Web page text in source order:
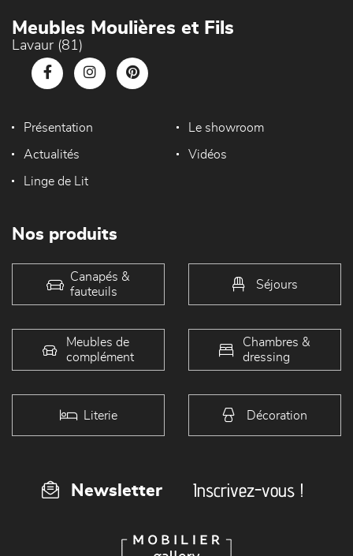
Meubles Moulières et Fils
Lavaur (81)
Présentation Le showroom
Actualités Vidéos
Linge de Lit
Nos produits
Canapés &
fauteuils
Séjours
Meubles de
complément
Chambres &
dressing
Literie Décoration
Newsletter Inscrivez-vous !